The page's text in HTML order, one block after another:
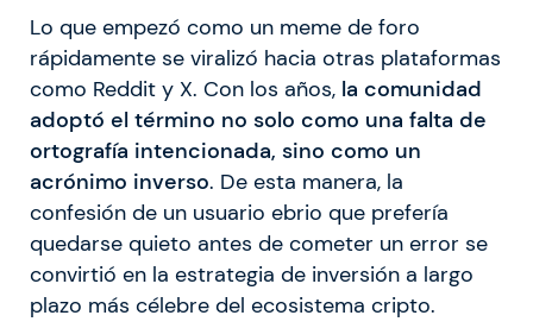
Lo que empezó como un meme de foro
rápidamente se viralizó hacia otras plataformas
como Reddit y X. Con los años, la comunidad
adoptó el término no solo como una falta de
ortografía intencionada, sino como un
acrónimo inverso. De esta manera, la
confesión de un usuario ebrio que prefería
quedarse quieto antes de cometer un error se
convirtió en la estrategia de inversión a largo
plazo más célebre del ecosistema cripto.